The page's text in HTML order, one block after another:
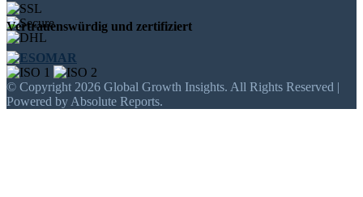
Vertrauenswürdig und zertifiziert
© Copyright 2026 Global Growth Insights. All Rights Reserved |
Powered by Absolute Reports.